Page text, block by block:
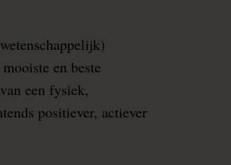
en beste
een fysiek,
positiever, actiever